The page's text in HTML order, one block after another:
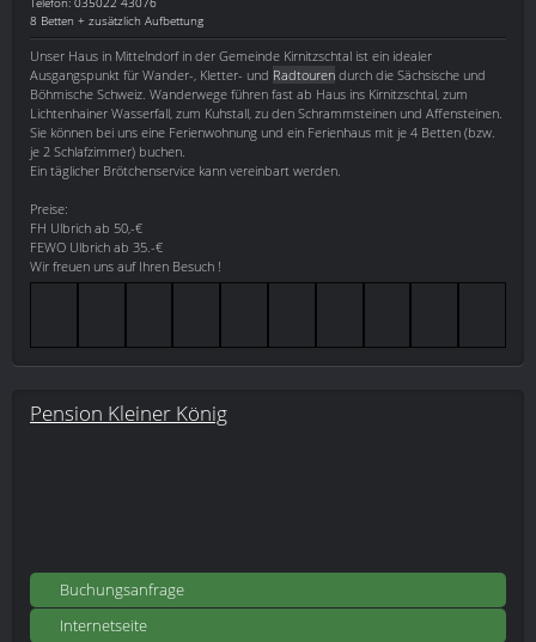
8 Betten + zusätzlich Aufbettung
Unser Haus in Mittelndorf in der Gemeinde Kirnitzschtal ist ein idealer
Ausgangspunkt für Wander-, Kletter- und Radtouren durch die Sächsische und
Böhmische Schweiz. Wanderwege führen fast ab Haus ins Kirnitzschtal, zum
Lichtenhainer Wasserfall, zum Kuhstall, zu den Schrammsteinen und Affensteinen.
Sie können bei uns eine Ferienwohnung und ein Ferienhaus mit je 4 Betten (bzw.
je 2 Schlafzimmer) buchen.
Ein täglicher Brötchenservice kann vereinbart werden.
Preise:
FH Ulbrich ab 50,-€
FEWO Ulbrich ab 35.-€
Wir freuen uns auf Ihren Besuch !
Pension Kleiner König
Buchungsanfrage
Internetseite